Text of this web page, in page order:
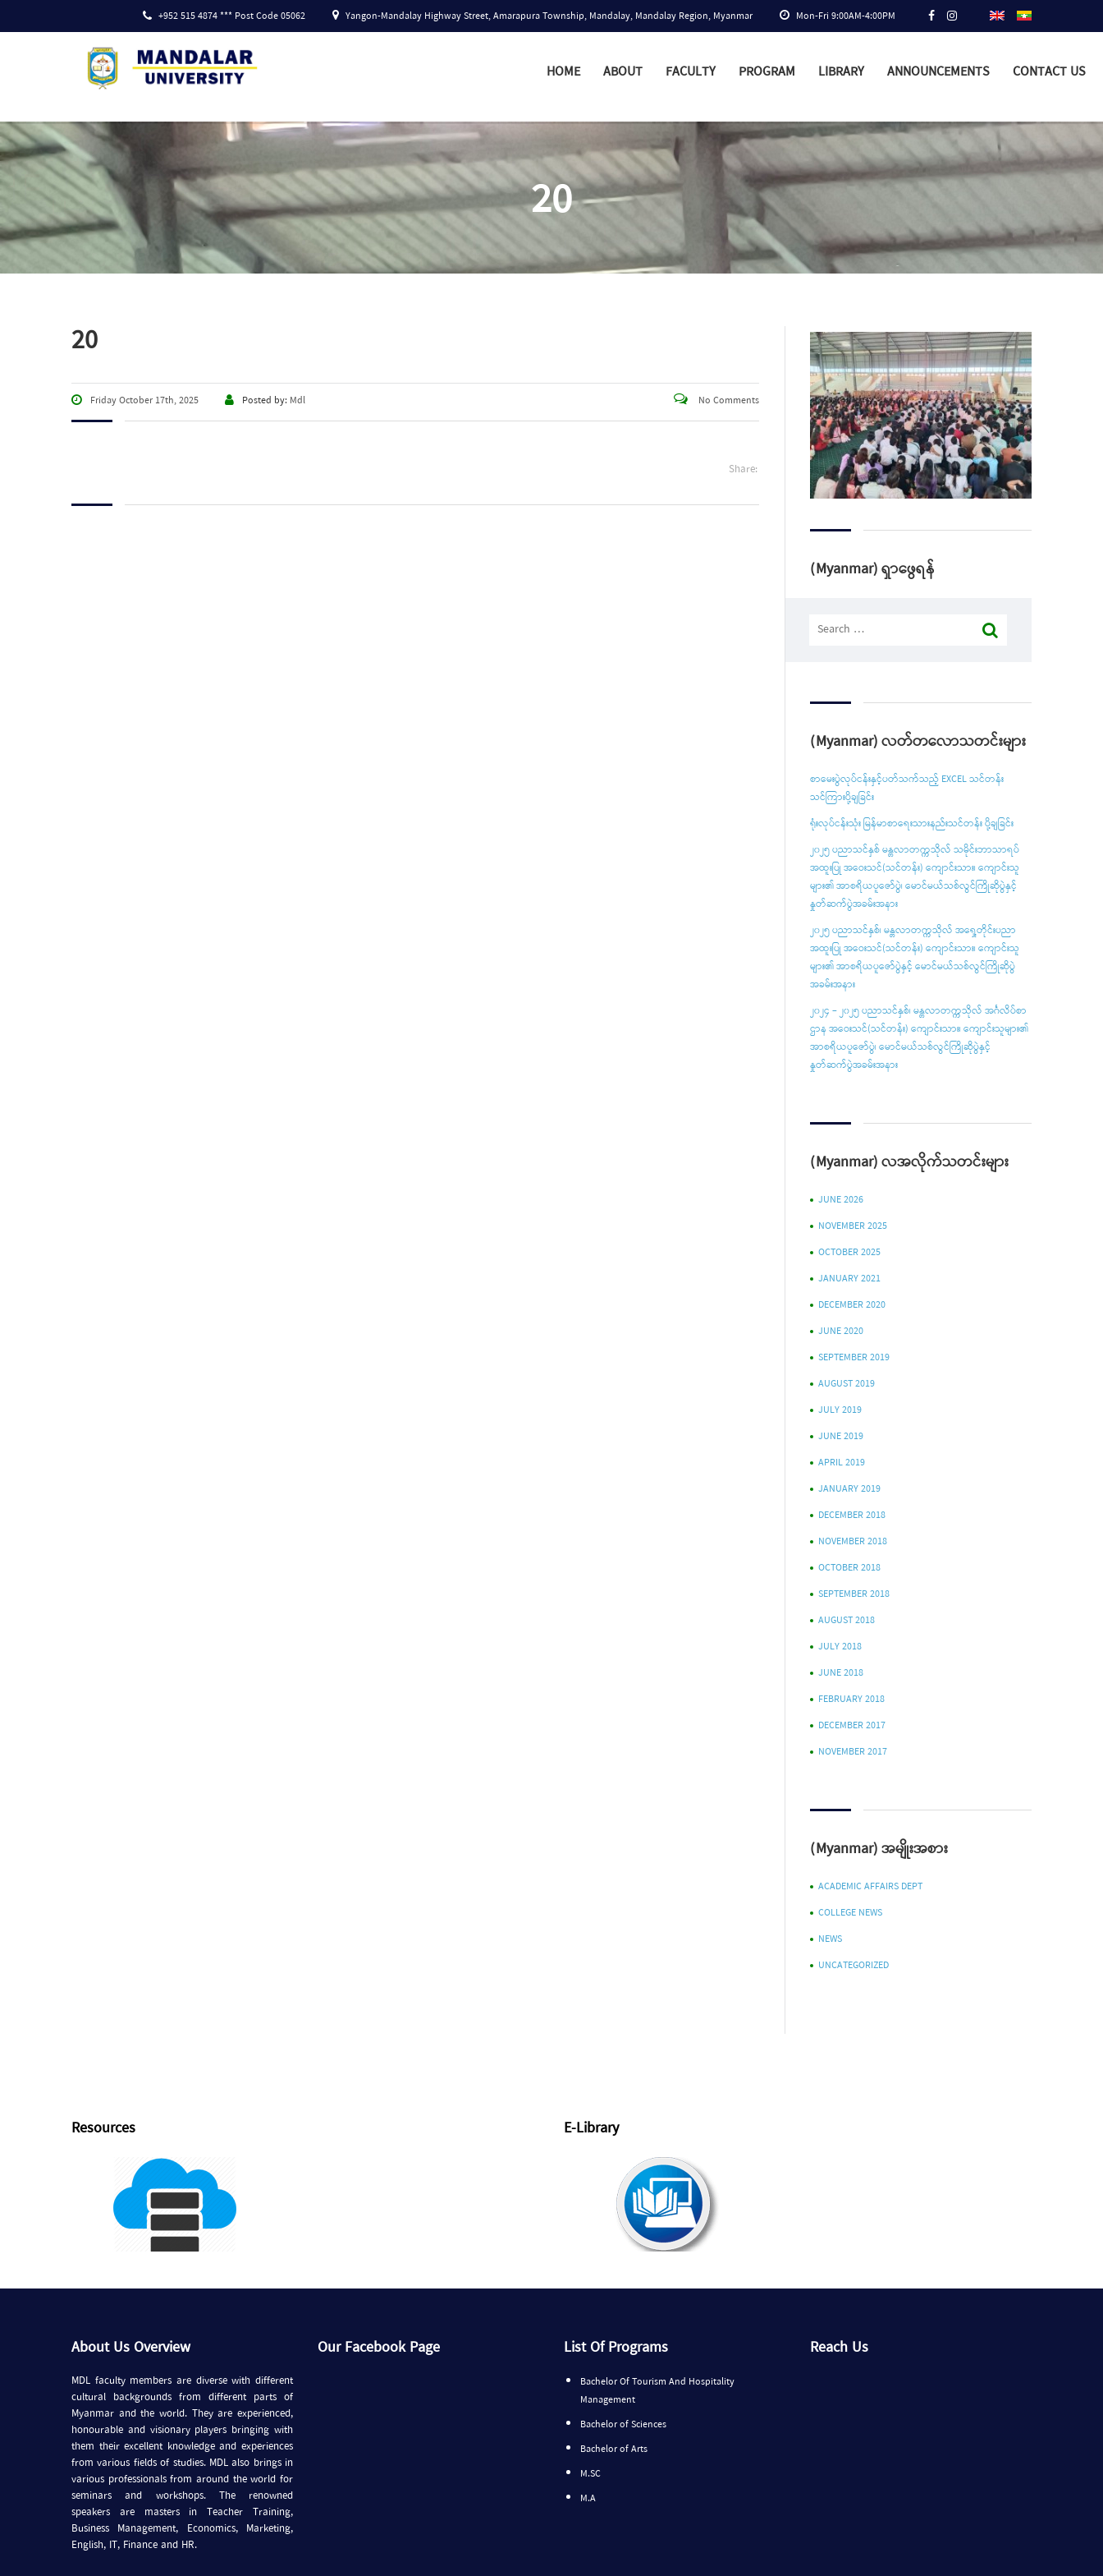
Mon-Fri 9:00AM-4:00PM
Yangon-Mandalay Highway Street, Amarapura Township, Mandalay, Mandalay Region, Myanmar
+952 515 4874 *** Post Code 05062
HOME ABOUT FACULTY PROGRAM LIBRARY ANNOUNCEMENTS CONTACT US
20
20
Friday October 17th, 2025 Posted by: Mdl No Comments
Share:
(Myanmar) ရှာဖွေရန်
Search
(Myanmar) လတ်တလောသတင်းများ
စာမေးပွဲလုပ်ငန်းနှင့်ပတ်သက်သည့် EXCEL သင်တန်း
သင်ကြားပို့ချခြင်း
ရုံးလုပ်ငန်းသုံး မြန်မာစာရေးသားနည်းသင်တန်း ပို့ချခြင်း
၂၀၂၅ ပညာသင်နှစ် မန္တလာတက္ကသိုလ် သမိုင်းဘာသာရပ်
အထူးပြု အဝေးသင်(သင်တန်း) ကျောင်းသား၊ ကျောင်းသူ
များ၏ အာစရိယပူဇော်ပွဲ၊ မောင်မယ်သစ်လွင်ကြိုဆိုပွဲနှင့်
နှုတ်ဆက်ပွဲအခမ်းအနား
၂၀၂၅ ပညာသင်နှစ်၊ မန္တလာတက္ကသိုလ် အရှေ့တိုင်းပညာ
အထူးပြု အဝေးသင်(သင်တန်း) ကျောင်းသား၊ ကျောင်းသူ
များ၏ အာစရိယပူ‌ဇော်ပွဲနှင့် မောင်မယ်သစ်လွင်ကြိုဆိုပွဲ
အခမ်းအနား
၂၀၂၄ – ၂၀၂၅ ပညာသင်နှစ်၊ မန္တလာတက္ကသိုလ် အင်္ဂလိပ်စာ
ဌာန အဝေးသင်(သင်တန်း) ကျောင်းသား၊ ကျောင်းသူများ၏
အာစရိယပူဇော်ပွဲ၊ မောင်မယ်သစ်လွင်ကြိုဆိုပွဲနှင့်
နှုတ်ဆက်ပွဲအခမ်းအနား
(Myanmar) လအလိုက်သတင်းများ
JUNE 2026
NOVEMBER 2025
OCTOBER 2025
JANUARY 2021
DECEMBER 2020
JUNE 2020
SEPTEMBER 2019
AUGUST 2019
JULY 2019
JUNE 2019
APRIL 2019
JANUARY 2019
DECEMBER 2018
NOVEMBER 2018
OCTOBER 2018
SEPTEMBER 2018
AUGUST 2018
JULY 2018
JUNE 2018
FEBRUARY 2018
DECEMBER 2017
NOVEMBER 2017
(Myanmar) အမျိုးအစား
ACADEMIC AFFAIRS DEPT
COLLEGE NEWS
NEWS
UNCATEGORIZED
Resources E-Library
About Us Overview
MDL faculty members are diverse with different
cultural backgrounds from different parts of
Myanmar and the world. They are experienced,
honourable and visionary players bringing with
them their excellent knowledge and experiences
from various fields of studies. MDL also brings in
various professionals from around the world for
seminars and workshops. The renowned
speakers are masters in Teacher Training,
Business Management, Economics, Marketing,
English, IT, Finance and HR.
Our Facebook Page List Of Programs
Bachelor Of Tourism And Hospitality
Management
Bachelor of Sciences
Bachelor of Arts
M.SC
M.A
Reach Us